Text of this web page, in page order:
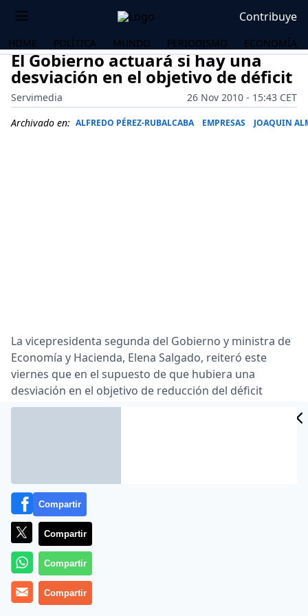
Contribuye
HOME POLÍTICA MUNDO PERIODISMO ECONOMÍA
El Gobierno actuará si hay una
desviación en el objetivo de déficit
Servimedia
26 Nov 2010 - 15:43 CET
Archivado en: ALFREDO PÉREZ-RUBALCABA EMPRESAS JOAQUIN
La vicepresidenta segunda del Gobierno y ministra de
Economía y Hacienda, Elena Salgado, reiteró este
viernes que en el supuesto de que hubiera una
desviación en el objetivo de reducción del déficit
público, algo que «no contemplamos», el Ejecutivo
«están cumpliendo y van a seguir haciéndolo» las
previsiones del Gobierno.
Salgado quiso dejar claro que ningún responsable
europeo ha dicho que las medidas económicas
adoptadas por España no están dando los resultados
previstos, y agregó que «estamos cumpliendo con
nuestro ajuste fiscal».
Compartir
Compartir
Compartir
Compartir